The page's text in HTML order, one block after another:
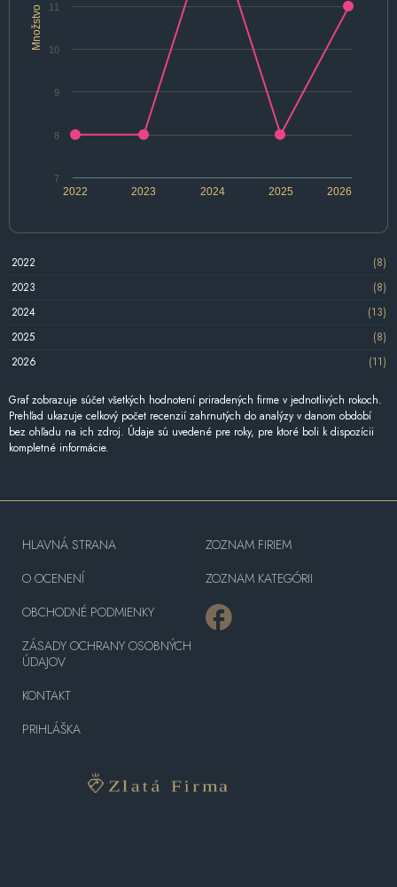
Množstvo
2022 2024 2026
2023 2025
7
8
9
10
11
2022
(8)
2023
(8)
2024
(13)
2025
(8)
2026
(11)
Graf zobrazuje súčet všetkých hodnotení priradených firme v jednotlivých rokoch.
Prehľad ukazuje celkový počet recenzií zahrnutých do analýzy v danom období
bez ohľadu na ich zdroj. Údaje sú uvedené pre roky, pre ktoré boli k dispozícii
kompletné informácie.
HLAVNÁ STRANA
O OCENENÍ
OBCHODNÉ PODMIENKY
ZÁSADY OCHRANY OSOBNÝCH
ÚDAJOV
KONTAKT
PRIHLÁŠKA
ZOZNAM FIRIEM
ZOZNAM KATEGÓRII